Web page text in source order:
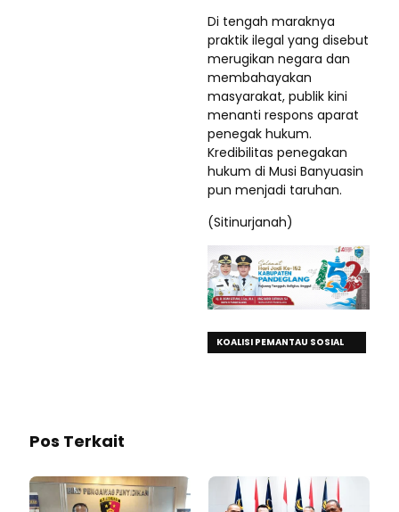
Di tengah maraknya
praktik ilegal yang disebut
merugikan negara dan
membahayakan
masyarakat, publik kini
menanti respons aparat
penegak hukum.
Kredibilitas penegakan
hukum di Musi Banyuasin
pun menjadi taruhan.
(Sitinurjanah)
KOALISI PEMANTAU SOSIAL
Pos Terkait